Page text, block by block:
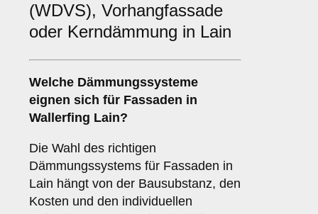
(WDVS), Vorhangfassade
oder Kerndämmung in Lain
Welche Dämmungssysteme
eignen sich für Fassaden in
Wallerfing Lain?
Die Wahl des richtigen
Dämmungssystems für Fassaden in
Lain hängt von der Bausubstanz, den
Kosten und den individuellen